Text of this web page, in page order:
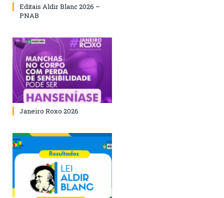
Editais Aldir Blanc 2026 –
PNAB
Janeiro Roxo 2026